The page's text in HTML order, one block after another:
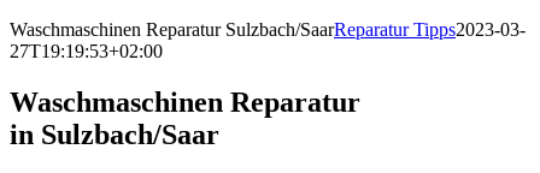
Waschmaschinen Reparatur Sulzbach/SaarReparatur Tipps2023-03-
27T19:19:53+02:00
Waschmaschinen Reparatur
in Sulzbach/Saar